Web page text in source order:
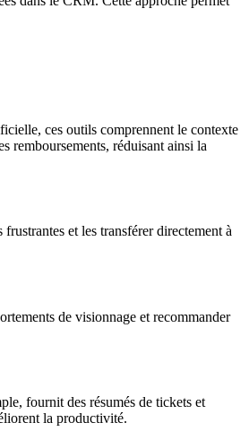
ces outils comprennent le contexte
remboursements, réduisant ainsi la
et les transférer directement à
de visionnage et recommander
fournit des résumés de tickets et
la productivité.